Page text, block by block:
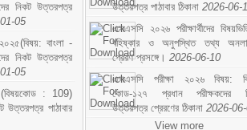
নিকট উত্তরপত্র
05
বাংলা -
নিকট উত্তরপত্র
05
: 109)
উত্তরপত্র পাঠাবার
উত্তরপত্র পাঠাবার ঠিকানা 2026-06-
এসএসসি ২০২৬ পরীক্ষার্থীদের
বহিষ্কার ও অনুপস্থিত তথ্য
প্রেরণ প্রসঙ্গে। 2026-06-10
এসএসসি পরীক্ষা ২০২৬ বিষয়:
কোড-১২৭ প্রধান পরীক্ষকদের
উত্তরপত্র প্রেরণের ঠিকানা 2026-
View more